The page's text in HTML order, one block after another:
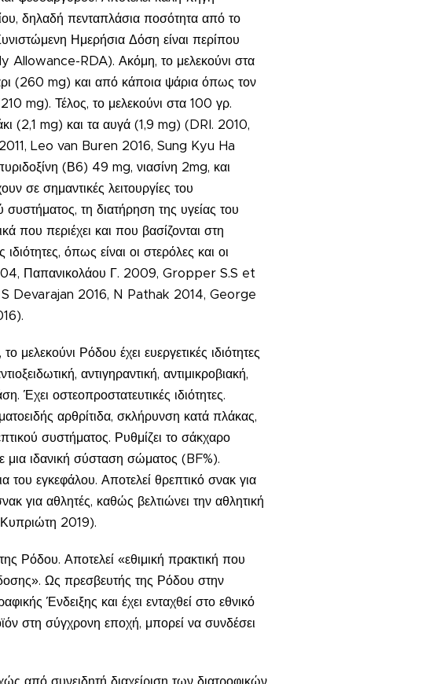
δηλαδή πενταπλάσια ποσότητα από το
Ημερήσια Δόση είναι περίπου
Allowance-RDA). Ακόμη, το μελεκούνι στα
(260 mg) και από κάποια ψάρια όπως τον
mg). Τέλος, το μελεκούνι στα 100 γρ.
(2,1 mg) και τα αυγά (1,9 mg) (DRI. 2010,
Leo van Buren 2016, Sung Kyu Ha
(Β6) 49 mg, νιασίνη 2mg, και
σε σημαντικές λειτουργίες του
συστήματος, τη διατήρηση της υγείας του
που περιέχει και που βασίζονται στη
όπως είναι οι στερόλες και οι
2004, Παπανικολάου Γ. 2009, Gropper S.S et
Devarajan 2016, N Pathak 2014, George
μελεκούνι Ρόδου έχει ευεργετικές ιδιότητες
αντιγηραντική, αντιμικροβιακή,
Έχει οστεοπροστατευτικές ιδιότητες.
αρθρίτιδα, σκλήρυνση κατά πλάκας,
συστήματος. Ρυθμίζει το σάκχαρο
μια ιδανική σύσταση σώματος (BF%).
του εγκεφάλου. Αποτελεί θρεπτικό σνακ για
για αθλητές, καθώς βελτιώνει την αθλητική
2019).
Ρόδου. Αποτελεί «εθιμική πρακτική που
Ως πρεσβευτής της Ρόδου στην
Ένδειξης και έχει ενταχθεί στο εθνικό
στη σύγχρονη εποχή, μπορεί να συνδέσει